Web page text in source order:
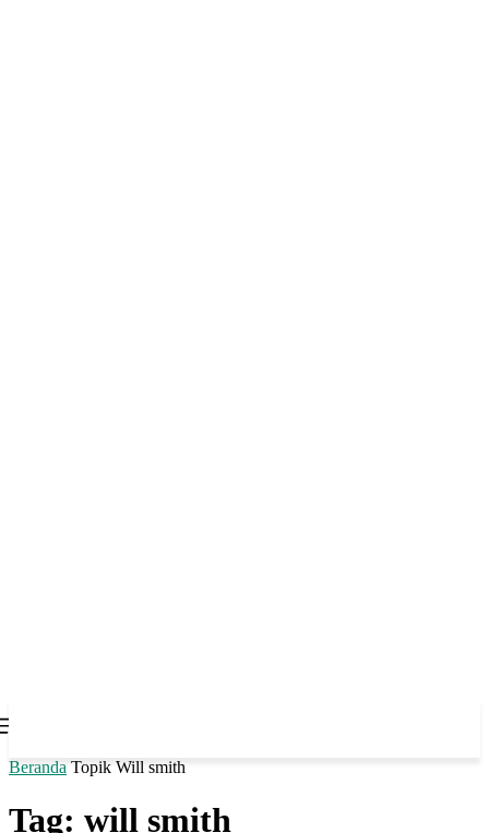
Beranda Topik Will smith
Tag: will smith